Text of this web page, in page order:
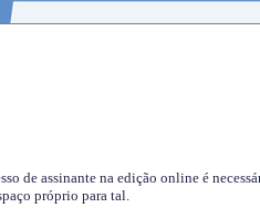
de assinante na edição online é
próprio para tal.